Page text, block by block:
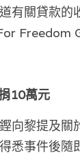
有關貸款的
Freedom
10萬元
向黎提及關
悉事件後隨